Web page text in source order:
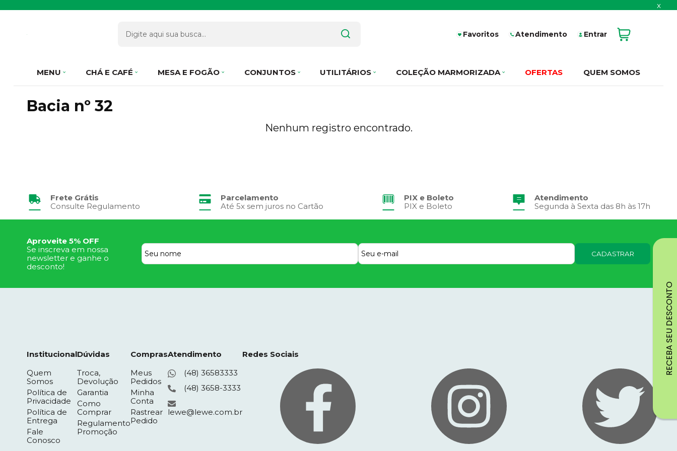
x
Favoritos Atendimento Entrar
MENU CHÁ E CAFÉ MESA E FOGÃO CONJUNTOS UTILITÁRIOS COLEÇÃO MARMORIZADA OFERTAS QUEM SOMOS
Bacia nº 32
Nenhum registro encontrado.
Frete Grátis
Consulte Regulamento
Parcelamento
Até 5x sem juros no Cartão
PIX e Boleto
PIX e Boleto
Atendimento
Segunda à Sexta das 8h às 17h
Aproveite 5% OFF
Se inscreva em nossa
newsletter e ganhe o
desconto!
CADASTRAR
Institucional
Quem
Somos
Política de
Privacidade
Política de
Entrega
Fale
Conosco
Dúvidas
Troca,
Devolução
Garantia
Como
Comprar
Regulamento
Promoção
Compras
Meus
Pedidos
Minha
Conta
Rastrear
Pedido
Atendimento
(48) 36583333
(48) 3658-3333
lewe@lewe.com.br
Redes Sociais